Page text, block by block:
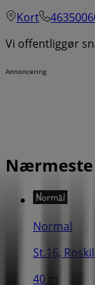
Kort
Vi offentliggør
Annoncering
Normal
St.16,
40 m